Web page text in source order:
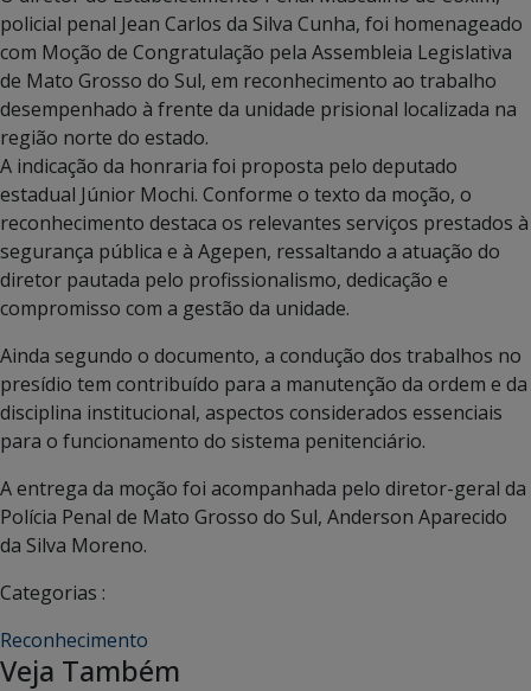
policial penal Jean Carlos da Silva Cunha, foi homenageado
com Moção de Congratulação pela Assembleia Legislativa
de Mato Grosso do Sul, em reconhecimento ao trabalho
desempenhado à frente da unidade prisional localizada na
região norte do estado.
A indicação da honraria foi proposta pelo deputado
estadual Júnior Mochi. Conforme o texto da moção, o
reconhecimento destaca os relevantes serviços prestados à
segurança pública e à Agepen, ressaltando a atuação do
diretor pautada pelo profissionalismo, dedicação e
compromisso com a gestão da unidade.
Ainda segundo o documento, a condução dos trabalhos no
presídio tem contribuído para a manutenção da ordem e da
disciplina institucional, aspectos considerados essenciais
para o funcionamento do sistema penitenciário.
A entrega da moção foi acompanhada pelo diretor-geral da
Polícia Penal de Mato Grosso do Sul, Anderson Aparecido
da Silva Moreno.
Categorias :
Reconhecimento
Veja Também